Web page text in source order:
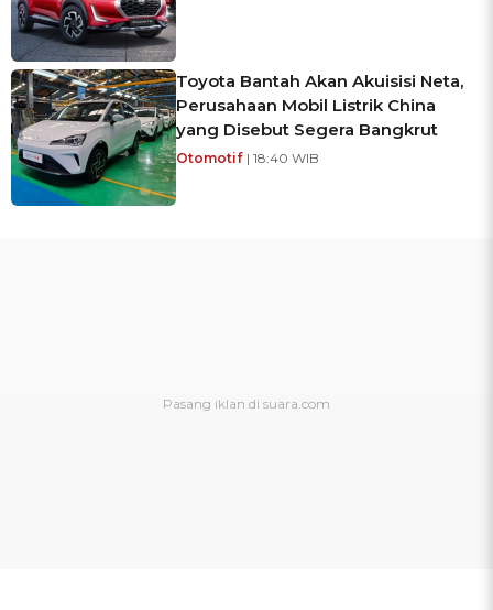
Toyota Bantah Akan Akuisisi Neta,
Perusahaan Mobil Listrik China
yang Disebut Segera Bangkrut
Otomotif | 18:40 WIB